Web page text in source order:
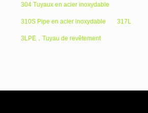
304 Tuyaux en acier inoxydable
310S Pipe en acier inoxydable 317L
3LPE，Tuyau de revêtement